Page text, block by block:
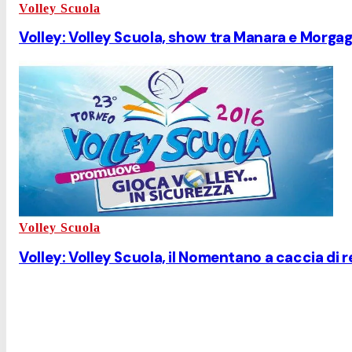
Volley Scuola
Volley: Volley Scuola, show tra Manara e
Volley Scuola
Volley: Volley Scuola, il Nomentano a caccia di